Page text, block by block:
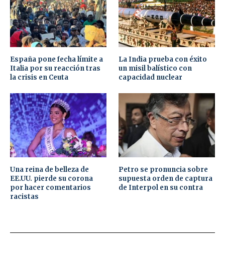
España pone fecha límite a
Italia por su reacción tras
la crisis en Ceuta
La India prueba con éxito
un misil balístico con
capacidad nuclear
Una reina de belleza de
EE.UU. pierde su corona
por hacer comentarios
racistas
Petro se pronuncia sobre
supuesta orden de captura
de Interpol en su contra